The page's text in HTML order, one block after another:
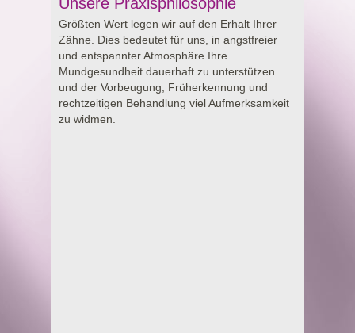
Größten Wert legen wir auf den Erhalt Ihrer
Zähne. Dies bedeutet für uns, in angstfreier
und entspannter Atmosphäre Ihre
Mundgesundheit dauerhaft zu unterstützen
und der Vorbeugung, Früherkennung und
rechtzeitigen Behandlung viel Aufmerksamkeit
zu widmen.